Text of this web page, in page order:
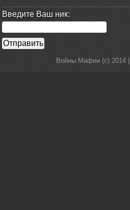
Введите Ваш ник:
Войны Мафии (c) 2014 |